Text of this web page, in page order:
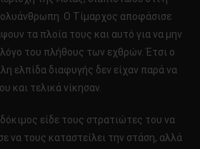
3
Ο Τίμαρχος αποφάσισε
τα πλοία τους και αυτό για να μην
του πλήθους των εχθρών. Έτσι ο
ελπίδα διαφυγής δεν είχαν παρά να
και τελικά νίκησαν.
είδε τους στρατιώτες του να
να τους καταστείλει την στάση, αλλά